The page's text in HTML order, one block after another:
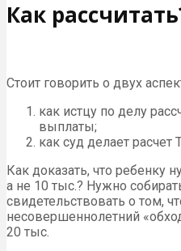
Как
Стоит говорить о двух
как истцу по делу
выплаты;
как суд делает расчет
Как доказать, что ребенку
а не 10 тыс.? Нужно
свидетельствовать о том,
несовершеннолетний
20 тыс.